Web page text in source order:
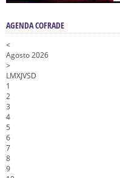
AGENDA COFRADE
<
Agosto 2026
>
LMXJVSD
1
2
3
4
5
6
7
8
9